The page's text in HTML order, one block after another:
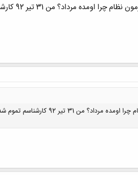
منم برای
منم برای همه آرزوی موفقیت میکنم...